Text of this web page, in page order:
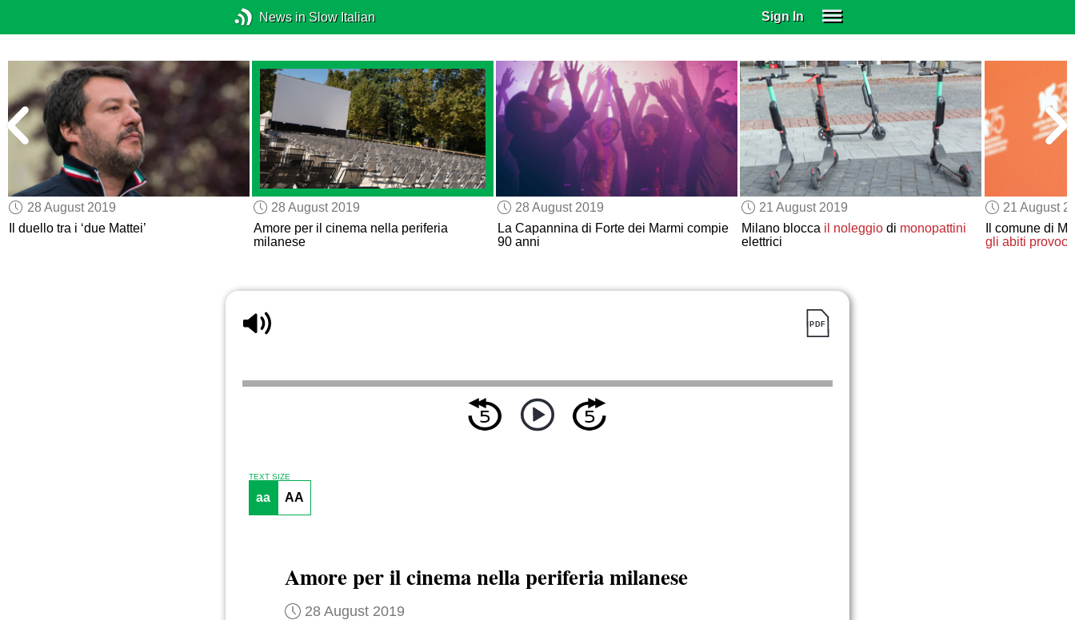
News in Slow Italian Sign In
SUBSCRIBE
EDUCATIONAL LICENSES
GIFT CARDS
OTHER LANGUAGES
ABOUT US
ALEXA
ADJUST COLORS
28 August 2019
Il duello tra i ‘due Mattei’
28 August 2019
Amore per il cinema nella periferia
milanese
28 August 2019
La Capannina di Forte dei Marmi compie
90 anni
21 August 2019
Milano blocca il noleggiodi monopattini
elettrici
21 August
Il comune di
gli abiti
TEXT SIZE
aa AA
Amore per il cinema nella periferia milanese
28 August 2019